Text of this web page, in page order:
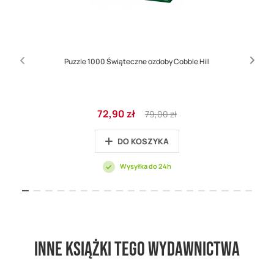
Puzzle 1000 Świąteczne ozdoby Cobble Hill
Cena
promocyjna
72,90 zł
Regular
Price
79,00 zł
DO KOSZYKA
Wysyłka do 24h
Inne książki tego wydawnictwa